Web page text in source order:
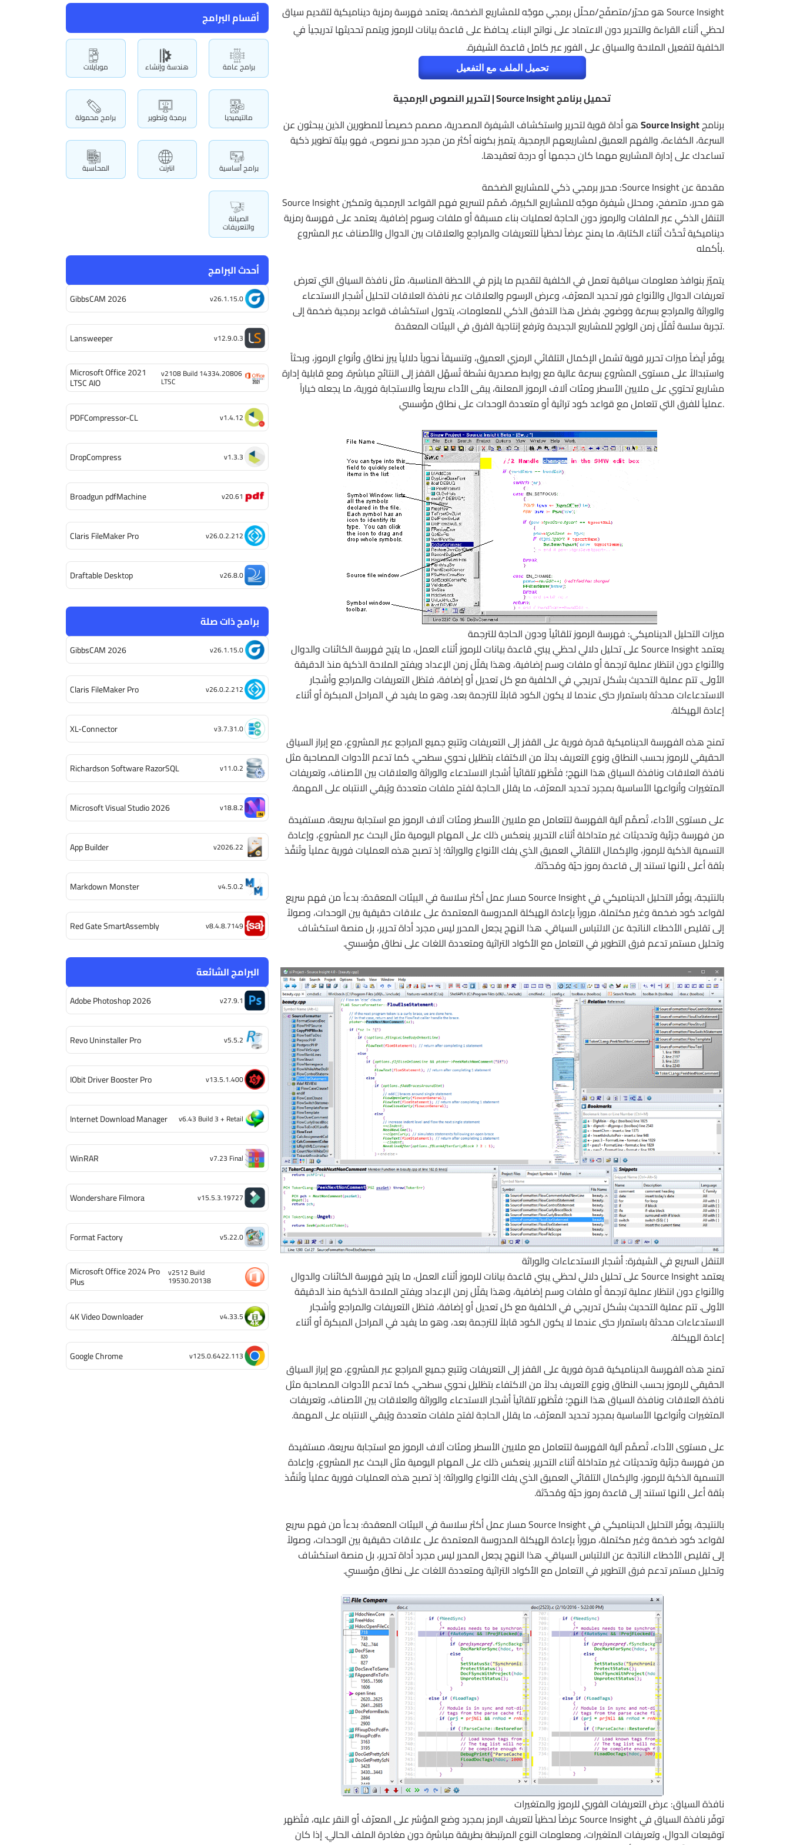
أقسام البرامج
برامج عامة هندسة وإنشاء موبايلات
مالتيميديا برمجة وتطوير برامج محمولة
برامج أساسية انترنت المحاسبة
الصيانة
والتعريفات
أحدث البرامج
GibbsCAM 2026 v26.1.15.0
Lansweeper v12.9.0.3
Microsoft Office 2021
LTSC AIO
v2108 Build 14334.20806
LTSC
PDFCompressor-CL v1.4.12
DropCompress v1.3.3
Broadgun pdfMachine v20.61
Claris FileMaker Pro v26.0.2.212
Draftable Desktop v26.8.0
برامج ذات صلة
GibbsCAM 2026 v26.1.15.0
Claris FileMaker Pro v26.0.2.212
XL-Connector v3.7.31.0
Richardson Software RazorSQL v11.0.2
Microsoft Visual Studio 2026 v18.8.2
App Builder v2026.22
Markdown Monster v4.5.0.2
Red Gate SmartAssembly v8.4.8.7149
البرامج الشائعة
Adobe Photoshop 2026 v27.9.1
Revo Uninstaller Pro v5.5.2
IObit Driver Booster Pro v13.5.1.400
Internet Download Manager v6.43 Build 3 + Retail
WinRAR v7.23 Final
Wondershare Filmora v15.5.3.19727
Format Factory v5.22.0
Microsoft Office 2024 Pro
Plus
v2512 Build
19530.20138
4K Video Downloader v4.33.5
Google Chrome v125.0.6422.113
Source Insight هو محرّر/متصفّح/محلّل برمجي موجّه للمشاريع الضخمة، يعتمد فهرسة رمزية ديناميكية لتقديم سياق
لحظي أثناء القراءة والتحرير دون الاعتماد على نواتج البناء. يحافظ على قاعدة بيانات للرموز ويتمم تحديثها تدريجياً في
الخلفية لتفعيل الملاحة والسياق على الفور عبر كامل قاعدة الشيفرة.
تحميل الملف مع التفعيل
تحميل برنامج Source Insight | لتحرير النصوص البرمجية
برنامجSource Insightهو أداة قوية لتحرير واستكشاف الشيفرة المصدرية، مصمم خصيصاً للمطورين الذين يبحثون عن
السرعة، الكفاءة، والفهم العميق لمشاريعهم البرمجية. يتميز بكونه أكثر من مجرد محرر نصوص، فهو بيئة تطوير ذكية
تساعدك على إدارة المشاريع مهما كان حجمها أو درجة تعقيدها.
مقدمة عن Source Insight: محرر برمجي ذكي للمشاريع الضخمة
Source Insight هو محرر، متصفح، ومحلل شيفرة موجّه للمشاريع الكبيرة، صُمّم لتسريع فهم القواعد البرمجية وتمكين
التنقل الذكي عبر الملفات والرموز دون الحاجة لعمليات بناء مسبقة أو ملفات وسوم إضافية. يعتمد على فهرسة رمزية
ديناميكية تُحدَّث أثناء الكتابة، ما يمنح عرضاً لحظياً للتعريفات والمراجع والعلاقات بين الدوال والأصناف عبر المشروع
بأكمله.
يتميّز بنوافذ معلومات سياقية تعمل في الخلفية لتقديم ما يلزم في اللحظة المناسبة، مثل نافذة السياق التي تعرض
تعريفات الدوال والأنواع فور تحديد المعرّف، وعرض الرسوم والعلاقات عبر نافذة العلاقات لتحليل أشجار الاستدعاء
والوراثة والمراجع بسرعة ووضوح. بفضل هذا التدفق الذكي للمعلومات، يتحول استكشاف قواعد برمجية ضخمة إلى
تجربة سلسة تُقلّل زمن الولوج للمشاريع الجديدة وترفع إنتاجية الفرق في البيئات المعقدة.
يوفّر أيضاً ميزات تحرير قوية تشمل الإكمال التلقائي الرمزي العميق، وتنسيقاً نحوياً دلالياً يبرز نطاق وأنواع الرموز، وبحثاً
واستبدالاً على مستوى المشروع بسرعة عالية مع روابط مصدرية نشطة تُسهّل القفز إلى النتائج مباشرة. ومع قابلية إدارة
مشاريع تحتوي على ملايين الأسطر ومئات آلاف الرموز المعلنة، يبقى الأداء سريعاً والاستجابة فورية، ما يجعله خياراً
عملياً للفرق التي تتعامل مع قواعد كود تراثية أو متعددة الوحدات على نطاق مؤسسي.
ميزات التحليل الديناميكي: فهرسة الرموز تلقائياً ودون الحاجة للترجمة
يعتمد Source Insight على تحليل دلالي لحظي يبني قاعدة بيانات للرموز أثناء العمل، ما يتيح فهرسة الكائنات والدوال
والأنواع دون انتظار عملية ترجمة أو ملفات وسم إضافية، وهذا يقلّل زمن الإعداد ويفتح الملاحة الذكية منذ الدقيقة
الأولى. تتم عملية التحديث بشكل تدريجي في الخلفية مع كل تعديل أو إضافة، فتظل التعريفات والمراجع وأشجار
الاستدعاءات محدثة باستمرار حتى عندما لا يكون الكود قابلاً للترجمة بعد، وهو ما يفيد في المراحل المبكرة أو أثناء
إعادة الهيكلة.
تمنح هذه الفهرسة الديناميكية قدرة فورية على القفز إلى التعريفات وتتبع جميع المراجع عبر المشروع، مع إبراز السياق
الحقيقي للرموز بحسب النطاق ونوع التعريف بدلاً من الاكتفاء بتظليل نحوي سطحي. كما تدعم الأدوات المصاحبة مثل
نافذة العلاقات ونافذة السياق هذا النهج؛ فتُظهر تلقائياً أشجار الاستدعاء والوراثة والعلاقات بين الأصناف، وتعريفات
المتغيرات وأنواعها الأساسية بمجرد تحديد المعرّف، ما يقلل الحاجة لفتح ملفات متعددة ويُبقي الانتباه على المهمة.
على مستوى الأداء، تُصمَّم آلية الفهرسة لتتعامل مع ملايين الأسطر ومئات آلاف الرموز مع استجابة سريعة، مستفيدة
من فهرسة جزئية وتحديثات غير متداخلة أثناء التحرير. ينعكس ذلك على المهام اليومية مثل البحث عبر المشروع، وإعادة
التسمية الذكية للرموز، والإكمال التلقائي العميق الذي يفك الأنواع والوراثة؛ إذ تصبح هذه العمليات فورية عملياً وتُنفَّذ
بثقة أعلى لأنها تستند إلى قاعدة رموز حيّة ومُحدّثة.
بالنتيجة، يوفّر التحليل الديناميكي في Source Insight مسار عمل أكثر سلاسة في البيئات المعقدة: بدءاً من فهم سريع
لقواعد كود ضخمة وغير مكتملة، مروراً بإعادة الهيكلة المدروسة المعتمدة على علاقات حقيقية بين الوحدات، وصولاً
إلى تقليص الأخطاء الناتجة عن الالتباس السياقي. هذا النهج يجعل المحرر ليس مجرد أداة تحرير، بل منصة استكشاف
وتحليل مستمر تدعم فرق التطوير في التعامل مع الأكواد التراثية ومتعددة اللغات على نطاق مؤسسي.
التنقل السريع في الشيفرة: أشجار الاستدعاءات والوراثة
يعتمد Source Insight على تحليل دلالي لحظي يبني قاعدة بيانات للرموز أثناء العمل، ما يتيح فهرسة الكائنات والدوال
والأنواع دون انتظار عملية ترجمة أو ملفات وسم إضافية، وهذا يقلّل زمن الإعداد ويفتح الملاحة الذكية منذ الدقيقة
الأولى. تتم عملية التحديث بشكل تدريجي في الخلفية مع كل تعديل أو إضافة، فتظل التعريفات والمراجع وأشجار
الاستدعاءات محدثة باستمرار حتى عندما لا يكون الكود قابلاً للترجمة بعد، وهو ما يفيد في المراحل المبكرة أو أثناء
إعادة الهيكلة.
تمنح هذه الفهرسة الديناميكية قدرة فورية على القفز إلى التعريفات وتتبع جميع المراجع عبر المشروع، مع إبراز السياق
الحقيقي للرموز بحسب النطاق ونوع التعريف بدلاً من الاكتفاء بتظليل نحوي سطحي. كما تدعم الأدوات المصاحبة مثل
نافذة العلاقات ونافذة السياق هذا النهج؛ فتُظهر تلقائياً أشجار الاستدعاء والوراثة والعلاقات بين الأصناف، وتعريفات
المتغيرات وأنواعها الأساسية بمجرد تحديد المعرّف، ما يقلل الحاجة لفتح ملفات متعددة ويُبقي الانتباه على المهمة.
على مستوى الأداء، تُصمَّم آلية الفهرسة لتتعامل مع ملايين الأسطر ومئات آلاف الرموز مع استجابة سريعة، مستفيدة
من فهرسة جزئية وتحديثات غير متداخلة أثناء التحرير. ينعكس ذلك على المهام اليومية مثل البحث عبر المشروع، وإعادة
التسمية الذكية للرموز، والإكمال التلقائي العميق الذي يفك الأنواع والوراثة؛ إذ تصبح هذه العمليات فورية عملياً وتُنفَّذ
بثقة أعلى لأنها تستند إلى قاعدة رموز حيّة ومُحدّثة.
بالنتيجة، يوفّر التحليل الديناميكي في Source Insight مسار عمل أكثر سلاسة في البيئات المعقدة: بدءاً من فهم سريع
لقواعد كود ضخمة وغير مكتملة، مروراً بإعادة الهيكلة المدروسة المعتمدة على علاقات حقيقية بين الوحدات، وصولاً
إلى تقليص الأخطاء الناتجة عن الالتباس السياقي. هذا النهج يجعل المحرر ليس مجرد أداة تحرير، بل منصة استكشاف
وتحليل مستمر تدعم فرق التطوير في التعامل مع الأكواد التراثية ومتعددة اللغات على نطاق مؤسسي.
نافذة السياق: عرض التعريفات الفوري للرموز والمتغيرات
توفّر نافذة السياق في Source Insight عرضاً لحظياً لتعريف الرمز بمجرد وضع المؤشر على المعرّف أو النقر عليه، فتُظهر
توقيعات الدوال، وتعريفات المتغيرات، ومعلومات النوع المرتبطة بطريقة مباشرة دون مغادرة الملف الحالي. إذا كان